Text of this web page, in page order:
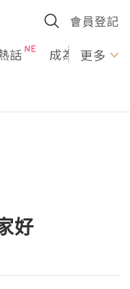
會員登記
話 成為U更多
好